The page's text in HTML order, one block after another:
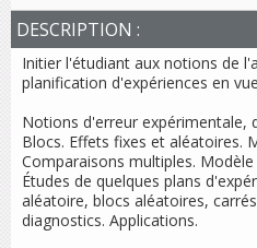
DESCRIPTION :
Initier l'étudiant aux notions de
planification d'expériences en
Notions d'erreur expérimentale,
Blocs. Effets fixes et aléatoires.
Comparaisons multiples.
Études de quelques plans
aléatoire, blocs aléatoires,
diagnostics. Applications.